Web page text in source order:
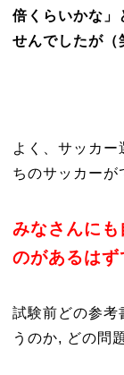
倍くらいかな」
せんでしたが（
よく、サッカー
ちのサッカーが
みなさんにも
のがあるはず
試験前どの参考
うのか, どの問